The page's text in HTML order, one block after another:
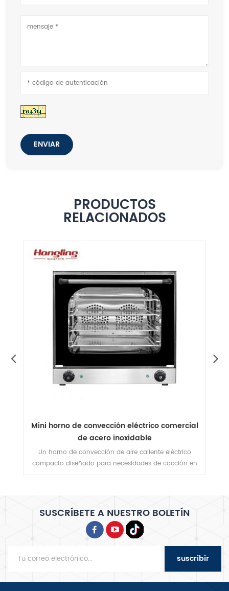
ENVIAR
PRODUCTOS
RELACIONADOS
Horno de convección a gas de 10 bandejas
con panel manual
SUSCRÍBETE A NUESTRO BOLETÍN
suscribir